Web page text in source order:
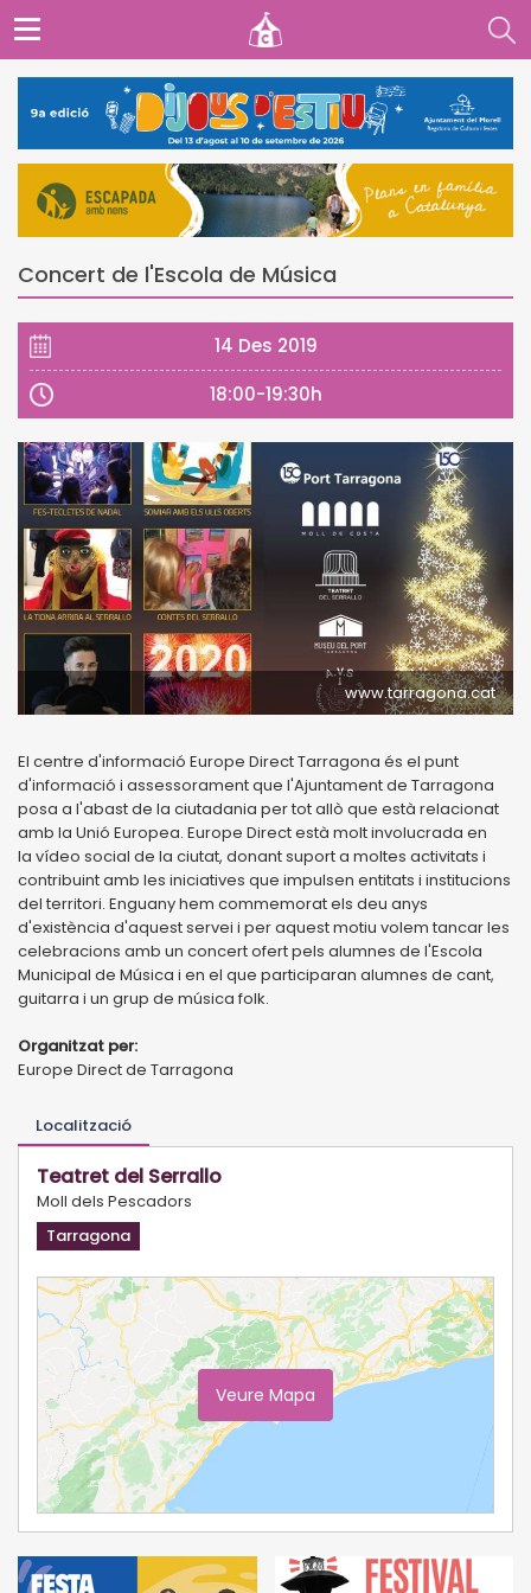
Concert de l'Escola de Música
14 Des 2019
18:00-19:30h
www.tarragona.cat
El centre d'informació Europe Direct Tarragona és el punt
d'informació i assessorament que l'Ajuntament de Tarragona
posa a l'abast de la ciutadania per tot allò que està relacionat
amb la Unió Europea. Europe Direct està molt involucrada en
la vídeo social de la ciutat, donant suport a moltes activitats i
contribuint amb les iniciatives que impulsen entitats i institucions
del territori. Enguany hem commemorat els deu anys
d'existència d'aquest servei i per aquest motiu volem tancar les
celebracions amb un concert ofert pels alumnes de l'Escola
Municipal de Música i en el que participaran alumnes de cant,
guitarra i un grup de música folk.
Organitzat per:
Europe Direct de Tarragona
Localització
Teatret del Serrallo
Moll dels Pescadors
Tarragona
Veure Mapa